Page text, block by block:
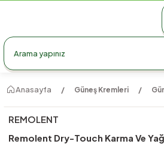
990 TL Üzeri
990 TL Üzeri Ücretsiz Kargo
Anasayfa Güneş Kremleri
REMOLENT
Remolent Dry-Touch Karma Ve